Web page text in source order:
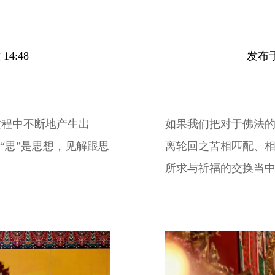
中不断地产生出
思”是思想，见解跟思
发布
如果我们把对于佛法
离轮回之苦相匹配、
所求与祈福的交换当